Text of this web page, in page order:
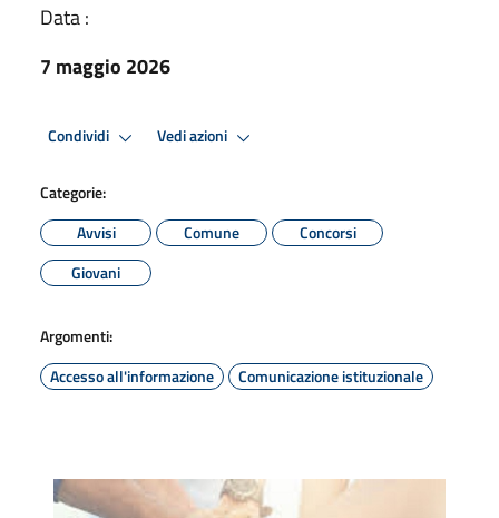
Data :
7 maggio 2026
Condividi Vedi azioni
Categorie:
Avvisi
Comune
Concorsi
Giovani
Argomenti:
Accesso all'informazione
Comunicazione istituzionale